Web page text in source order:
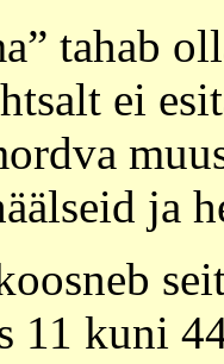
tahab
ei
ja
11 kuni